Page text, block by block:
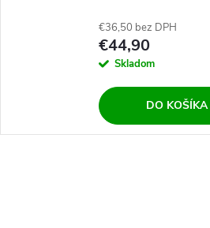
€36,50 bez DPH
€44,90
Skladom
DO KOŠÍKA